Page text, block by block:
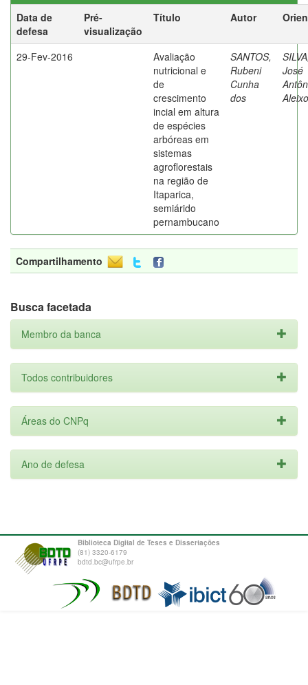
Data de
defesa
Pré-
visualização
Título Autor
29-Fev-2016
Avaliação
nutricional e
de
crescimento
incial em altura
de espécies
arbóreas em
sistemas
agroflorestais
na região de
Itaparica,
semiárido
pernambucano
SANTOS,
Rubeni
Cunha
dos
José
Compartilhamento
Busca facetada
Membro da banca
Todos contribuidores
Áreas do CNPq
Ano de defesa
Biblioteca Digital de Teses e Dissertações
(81) 3320-6179
bdtd.bc@ufrpe.br